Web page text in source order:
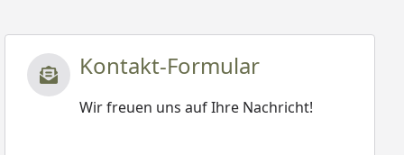
Kontakt-Formular
Wir freuen uns auf Ihre Nachricht!